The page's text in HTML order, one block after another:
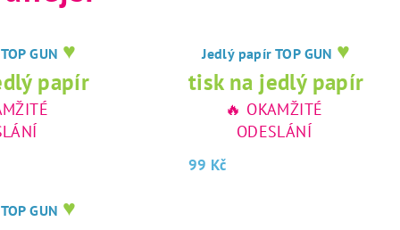
GUN ♥
papír
Jedlý papír TOP GUN ♥
tisk na jedlý papír
🔥 OKAMŽITÉ
ODESLÁNÍ
99 Kč
GUN ♥